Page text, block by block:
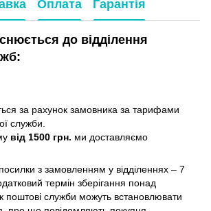
Оплата Гарантія
до відділення
за рахунок замовника за тарифами
служби.
від 1500 грн. ми доставляємо
з замовленням у відділеннях – 7
термін зберігання понад
поштові служби можуть встановлювати